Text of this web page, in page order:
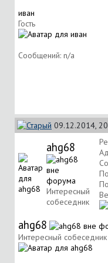
иван
Гость
Сообщений: n/a
09.12.2014,
ahg68
Интересный
собеседник
ahg68
Интересный собеседник